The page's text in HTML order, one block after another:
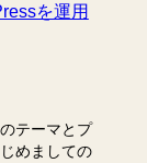
を運用
テーマとプ
めましての